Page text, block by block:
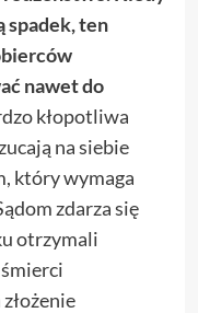
spadek, ten
nawet do
kłopotliwa
na siebie
który wymaga
zdarza się
otrzymali